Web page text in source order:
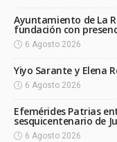
Ayuntamiento de La
fundación con
6 Agosto 2026
Yiyo Sarante y Elena
6 Agosto 2026
Efemérides Patrias
sesquicentenario de
6 Agosto 2026